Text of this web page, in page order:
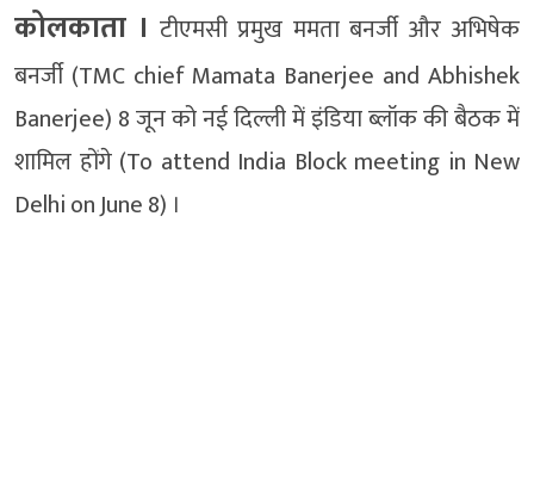
कोलकाता । टीएमसी प्रमुख ममता बनर्जी और अभिषेक
बनर्जी (TMC chief Mamata Banerjee and Abhishek
Banerjee) 8 जून को नई दिल्ली में इंडिया ब्लॉक की बैठक में
शामिल होंगे (To attend India Block meeting in New
Delhi on June 8) ।